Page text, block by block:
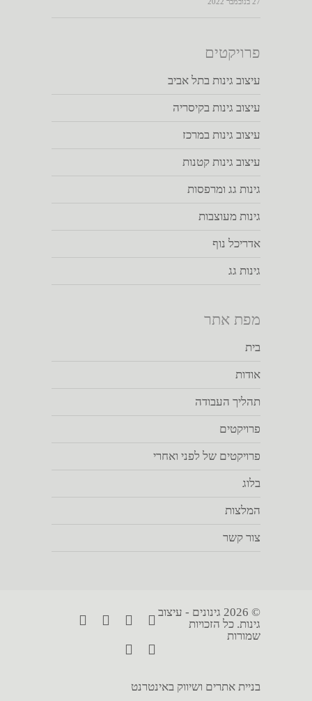
פרויקטים
עיצוב גינות בתל אביב
עיצוב גינות בקיסריה
עיצוב גינות במרכז
עיצוב גינות קטנות
גינות גג ומרפסות
גינות מעוצבות
אדריכל נוף
גינות גג
מפת אתר
בית
אודות
תהליך העבודה
פרויקטים
פרויקטים של לפני ואחרי
בלוג
המלצות
צור קשר
© 2026 גינונים - עיצוב
גינות. כל הזכויות
שמורות
בניית אתרים ושיווק באינטרנט